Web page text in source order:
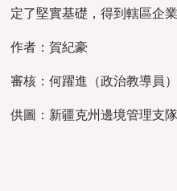
定了堅實基礎，得到轄區企業
作者：賀紀豪
審核：何躍進（政治教導員）
供圖：新疆克州邊境管理支